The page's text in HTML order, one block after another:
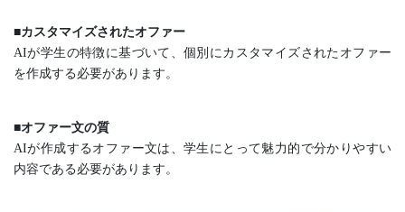
■カスタマイズされたオファー
AIが学生の特徴に基づいて、個別にカスタマイズされたオファー
を作成する必要があります。
■オファー文の質
AIが作成するオファー文は、学生にとって魅力的で分かりやすい
内容である必要があります。